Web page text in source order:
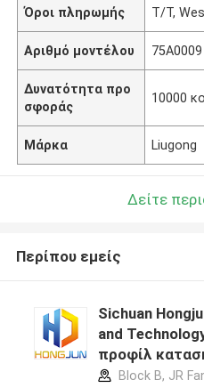
Όροι πληρωμής T/T,
Αριθμό μοντέλου 75A0009
Δυνατότητα προ
σφοράς
10000
Μάρκα Liugong
Δείτε
Περίπου εμείς
Sichuan
and
προφίλ
Block B, JR